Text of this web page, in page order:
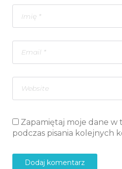
Zapamiętaj moje dane w
podczas pisania kolejnych